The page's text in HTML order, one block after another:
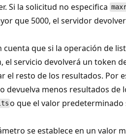
Si la solicitud no especifica
que 5000, el servidor
cuenta que si la operación de
el servicio devolverá un token
el resto de los resultados. Por
devuelva menos resultados de
o que el valor predeterminado
se establece en un valor